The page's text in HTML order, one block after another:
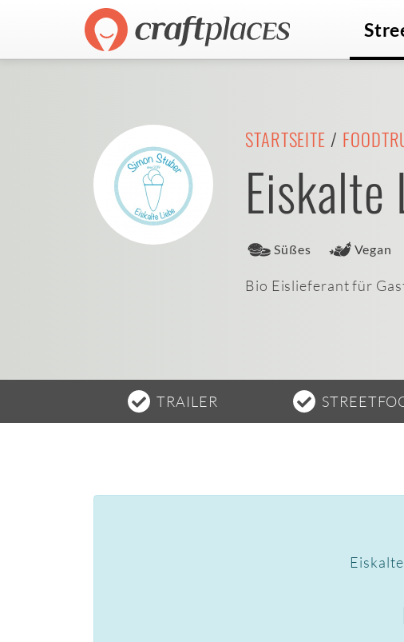
STARTSEITE /
Eiskalte
Süßes Vegan
Bio Eislieferant für
TRAILER